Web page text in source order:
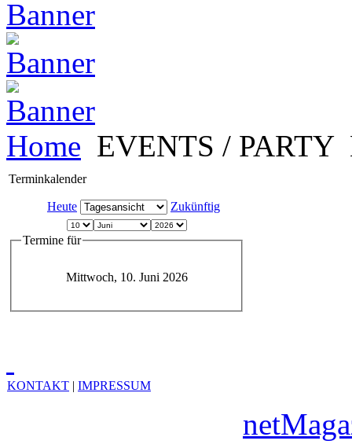
Home EVENTS / PARTY
Terminkalender
Heute Zukünftig
Termine für
Mittwoch, 10. Juni 2026
KONTAKT | IMPRESSUM